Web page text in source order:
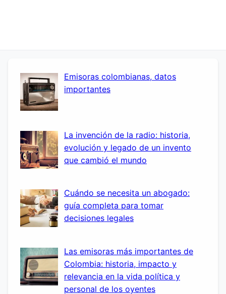
Emisoras colombianas, datos
importantes
La invención de la radio: historia,
evolución y legado de un invento
que cambió el mundo
Cuándo se necesita un abogado:
guía completa para tomar
decisiones legales
Las emisoras más importantes de
Colombia: historia, impacto y
relevancia en la vida política y
personal de los oyentes